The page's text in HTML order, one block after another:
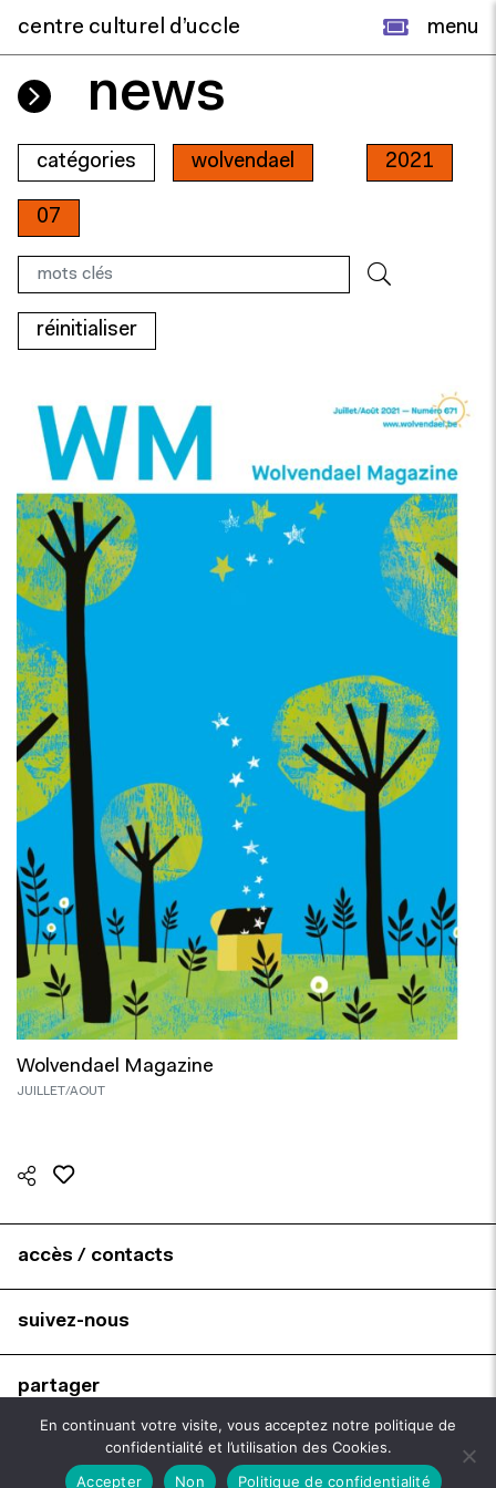
centre culturel d’uccle menu
news
catégories wolvendael 2021
07
réinitialiser
Wolvendael Magazine
JUILLET/AOUT
accès / contacts
suivez-nous
partager
brochures
En continuant votre visite, vous acceptez notre politique de
confidentialité et l’utilisation des Cookies.
Accepter
Non Politique de confidentialité